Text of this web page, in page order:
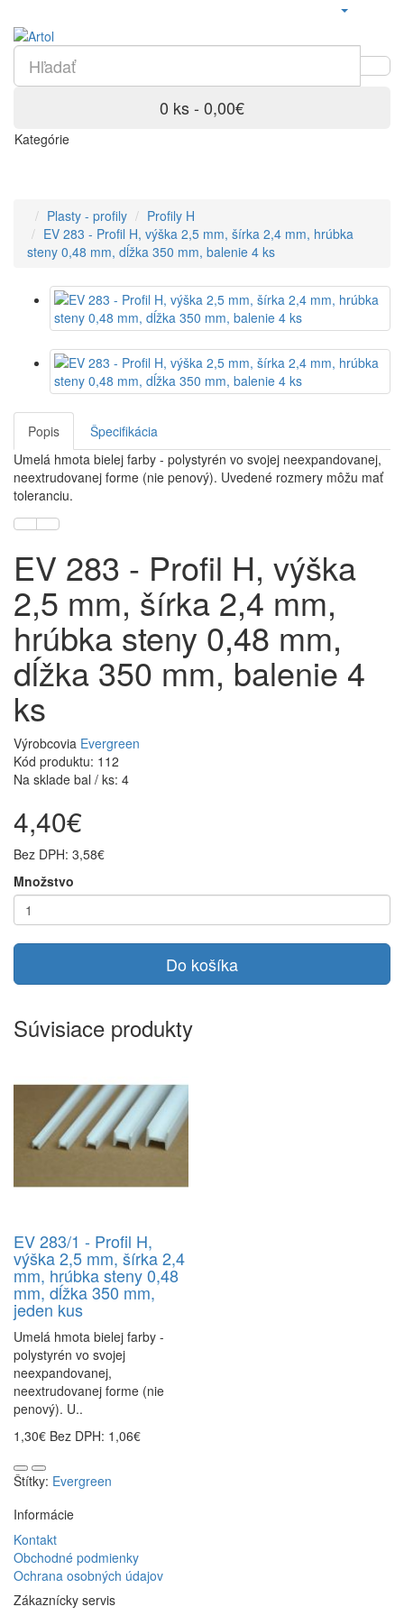
0 ks - 0,00€
Kategórie
Plasty - profily
Profily H
EV 283 - Profil H, výška 2,5 mm, šírka 2,4 mm, hrúbka
steny 0,48 mm, dĺžka 350 mm, balenie 4 ks
Popis
Špecifikácia
Umelá hmota bielej farby - polystyrén vo svojej neexpandovanej,
neextrudovanej forme (nie penový). Uvedené rozmery môžu mať
toleranciu.
EV 283 - Profil H, výška
2,5 mm, šírka 2,4 mm,
hrúbka steny 0,48 mm,
dĺžka 350 mm, balenie 4
ks
Výrobcovia Evergreen
Kód produktu: 112
Na sklade bal / ks: 4
4,40€
Bez DPH: 3,58€
Množstvo
Do košíka
Súvisiace produkty
EV 283/1 - Profil H,
výška 2,5 mm, šírka 2,4
mm, hrúbka steny 0,48
mm, dĺžka 350 mm,
jeden kus
Umelá hmota bielej farby -
polystyrén vo svojej
neexpandovanej,
neextrudovanej forme (nie
penový). U..
1,30€ Bez DPH: 1,06€
Štítky: Evergreen
Informácie
Kontakt
Obchodné podmienky
Ochrana osobných údajov
Zákaznícky servis